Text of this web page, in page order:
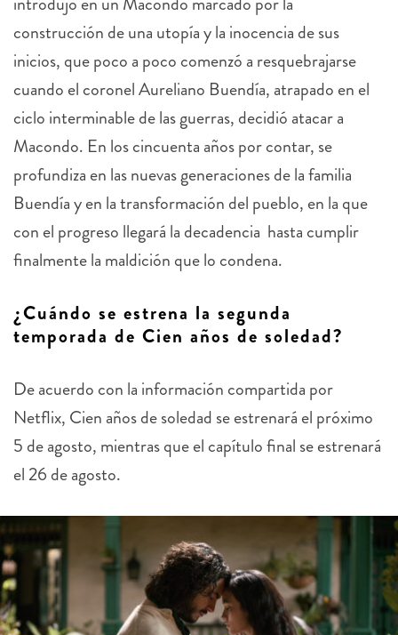
construcción de una utopía y la inocencia de sus
inicios, que poco a poco comenzó a resquebrajarse
cuando el coronel Aureliano Buendía, atrapado en el
ciclo interminable de las guerras, decidió atacar a
Macondo. En los cincuenta años por contar, se
profundiza en las nuevas generaciones de la familia
Buendía y en la transformación del pueblo, en la que
con el progreso llegará la decadencia hasta cumplir
finalmente la maldición que lo condena.
temporada de Cien años de soledad?
Netflix, Cien años de soledad se estrenará el próximo
5 de agosto, mientras que el capítulo final se estrenará
el 26 de agosto.